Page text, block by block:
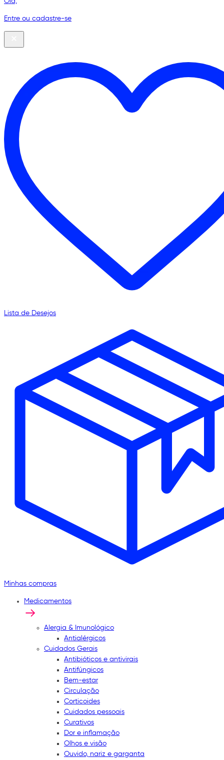
Entre ou cadastre-se
Lista de Desejos
Minhas compras
Medicamentos
Alergia & Imunológico
Antialérgicos
Cuidados Gerais
Antibióticos e antivirais
Antifúngicos
Bem-estar
Circulação
Corticoides
Cuidados pessoais
Curativos
Dor e inflamação
Olhos e visão
Ouvido, nariz e garganta